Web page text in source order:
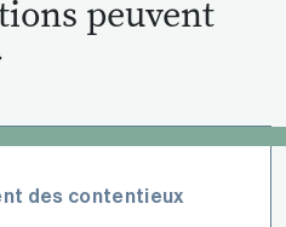
peuvent
des contentieux